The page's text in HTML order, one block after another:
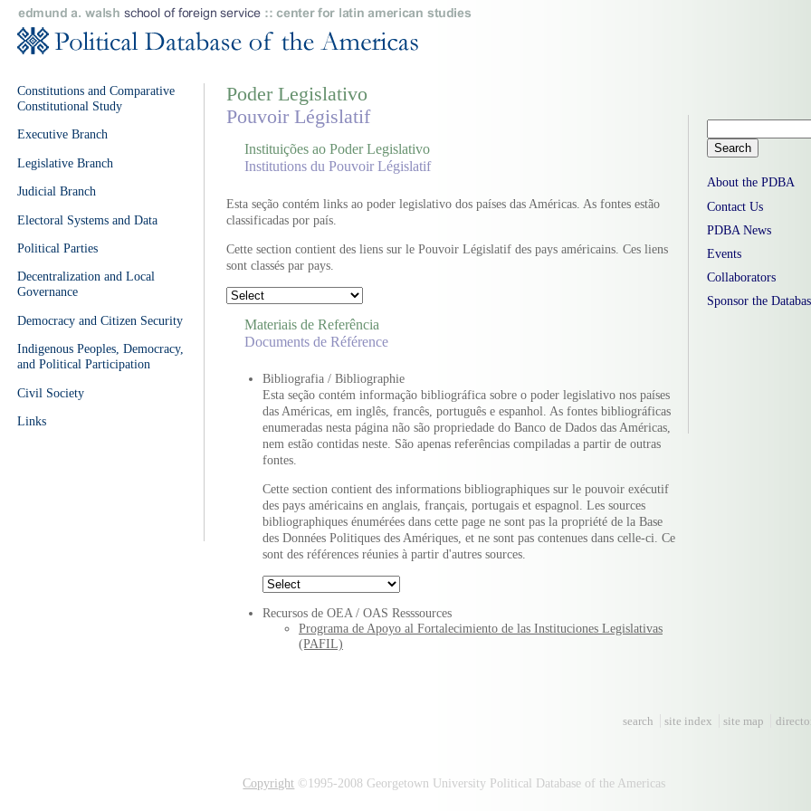
Poder Legislativo
Pouvoir Législatif
Instituições ao Poder Legislativo
Institutions du Pouvoir Législatif
Esta seção contém links ao poder legislativo dos países das Américas. As fontes estão
classificadas por país.
Cette section contient des liens sur le Pouvoir Législatif des pays américains. Ces liens
sont classés par pays.
Materiais de Referência
Documents de Référence
Bibliografia / Bibliographie
Esta seção contém informação bibliográfica sobre o poder legislativo nos países
das Américas, em inglês, francês, português e espanhol. As fontes bibliográficas
enumeradas nesta página não são propriedade do Banco de Dados das Américas,
nem estão contidas neste. São apenas referências compiladas a partir de outras
fontes.
Cette section contient des informations bibliographiques sur le pouvoir exécutif
des pays américains en anglais, français, portugais et espagnol. Les sources
bibliographiques énumérées dans cette page ne sont pas la propriété de la Base
des Données Politiques des Amériques, et ne sont pas contenues dans celle-ci. Ce
sont des références réunies à partir d'autres sources.
Recursos de OEA / OAS Resssources
Programa de Apoyo al Fortalecimiento de las Instituciones Legislativas
(PAFIL)
Constitutions and Comparative
Constitutional Study
Executive Branch
Legislative Branch
Judicial Branch
Electoral Systems and Data
Political Parties
Decentralization and Local
Governance
Democracy and Citizen Security
Indigenous Peoples, Democracy,
and Political Participation
Civil Society
Links
About the PDBA
Contact Us
PDBA News
Events
Collaborators
Sponsor the
search site index site map
Copyright ©1995-2008 Georgetown University Political Database of the Americas